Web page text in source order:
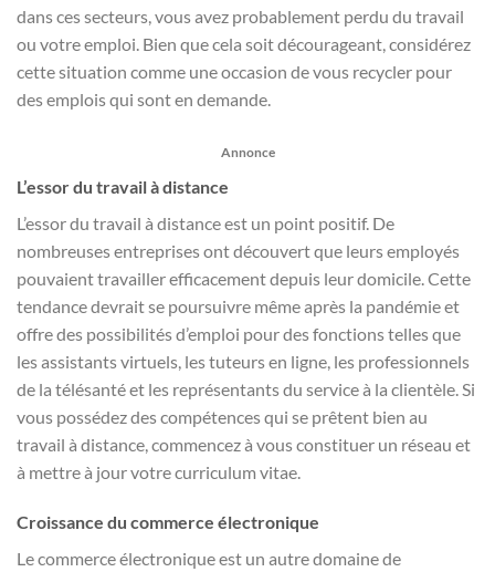
dans ces secteurs, vous avez probablement perdu du travail
ou votre emploi. Bien que cela soit décourageant, considérez
cette situation comme une occasion de vous recycler pour
des emplois qui sont en demande.
Annonce
L’essor du travail à distance
L’essor du travail à distance est un point positif. De
nombreuses entreprises ont découvert que leurs employés
pouvaient travailler efficacement depuis leur domicile. Cette
tendance devrait se poursuivre même après la pandémie et
offre des possibilités d’emploi pour des fonctions telles que
les assistants virtuels, les tuteurs en ligne, les professionnels
de la télésanté et les représentants du service à la clientèle. Si
vous possédez des compétences qui se prêtent bien au
travail à distance, commencez à vous constituer un réseau et
à mettre à jour votre curriculum vitae.
Croissance du commerce électronique
Le commerce électronique est un autre domaine de